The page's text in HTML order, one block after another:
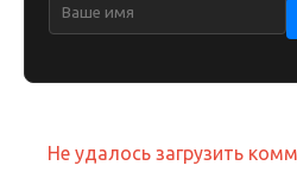
Не удалось загрузить